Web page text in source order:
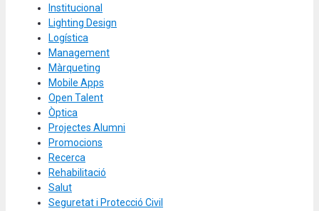
Institucional
Lighting Design
Logística
Management
Màrqueting
Mobile Apps
Open Talent
Òptica
Projectes Alumni
Promocions
Recerca
Rehabilitació
Salut
Seguretat i Protecció Civil